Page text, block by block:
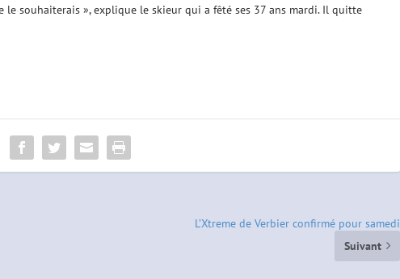
souhaiterais », explique le skieur qui a fêté ses 37 ans mardi. Il quitte
L’Xtreme de Verbier confirmé pour samedi
Suivant